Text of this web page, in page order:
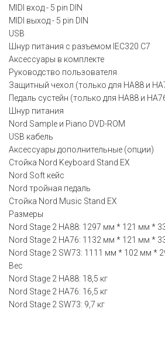
MIDI вход - 5 pin DIN
MIDI выход - 5 pin DIN
USB
Шнур питания с разъемом IEC320 C7
Аксессуары в комплекте
Руководство пользователя
Защитный чехол (только для HA88 и
Педаль сустейн (только для HA88 и
Шнур питания
Nord Sample и Piano DVD-ROM
USB кабель
Аксессуары дополнительные (опции)
Стойка Nord Keyboard Stand EX
Nord Soft кейс
Nord тройная педаль
Стойка Nord Music Stand EX
Размеры
Nord Stage 2 HA88: 1297 мм * 121 мм *
Nord Stage 2 HA76: 1132 мм * 121 мм *
Nord Stage 2 SW73: 1111 мм * 102 мм *
Вес
Nord Stage 2 HA88: 18,5 кг
Nord Stage 2 HA76: 16,5 кг
Nord Stage 2 SW73: 9,7 кг